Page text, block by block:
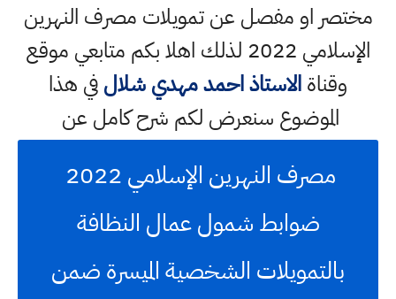
مختصر او مفصل عن تمويلات مصرف النهرين
الإسلامي 2022 لذلك اهلا بكم متابعي موقع
وقناةالاستاذ احمد مهدي شلالفي هذا
الموضوع سنعرض لكم شرح كامل عن
ضوابط شمول عمال النظافة
بالتمويلات الشخصية الميسرة ضمن